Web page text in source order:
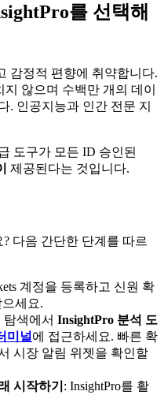
를 선택해
감정적 편향에 취약합니다.
않으며 수백만 개의 데이
. 인공지능과 인간 전문 지
도구가 모든 ID 승인된
제공된다는 것입니다.
다음 간단한 단계를 따르
계정을 등록하고 신원 확
세요.
색에서 InsightPro 분석 도
미널에 접근하세요. 빠른 확
시장 알림 위젯을 확인할
시작하기 : InsightPro를 활